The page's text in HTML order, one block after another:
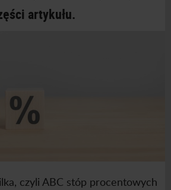
artykułu.
czyli ABC stóp procentowych